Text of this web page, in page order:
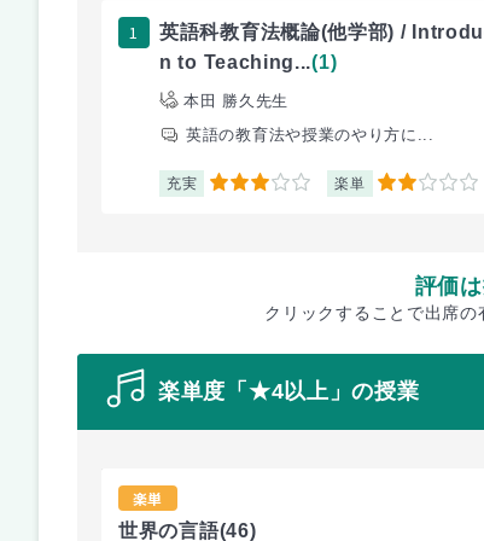
1
英語科教育法概論(他学部) /
n to Teaching...(1)
本田 勝久先生
英語の教育法や授業のやり方に...
充実 3 楽単 2
評価
クリックすることで出席の
楽単度「★4以上」の授業
楽単
世界の言語(46)